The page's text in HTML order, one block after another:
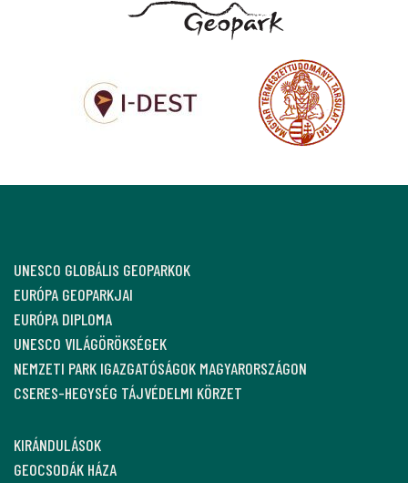
UNESCO GLOBÁLIS GEOPARKOK
EURÓPA GEOPARKJAI
EURÓPA DIPLOMA
UNESCO VILÁGÖRÖKSÉGEK
NEMZETI PARK IGAZGATÓSÁGOK MAGYARORSZÁGON
CSERES-HEGYSÉG TÁJVÉDELMI KÖRZET
KIRÁNDULÁSOK
GEOCSODÁK HÁZA